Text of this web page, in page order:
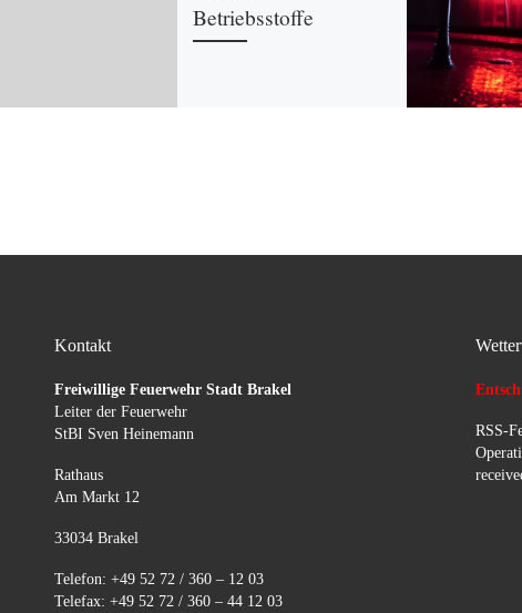
Betriebsstoffe
Kontakt
Freiwillige Feuerwehr Stadt Brakel
Leiter der Feuerwehr
StBI Sven Heinemann
Rathaus
Am Markt 12
33034 Brakel
Telefon: +49 52 72 / 360 – 12 03
Telefax: +49 52 72 / 360 – 44 12 03
RSS-